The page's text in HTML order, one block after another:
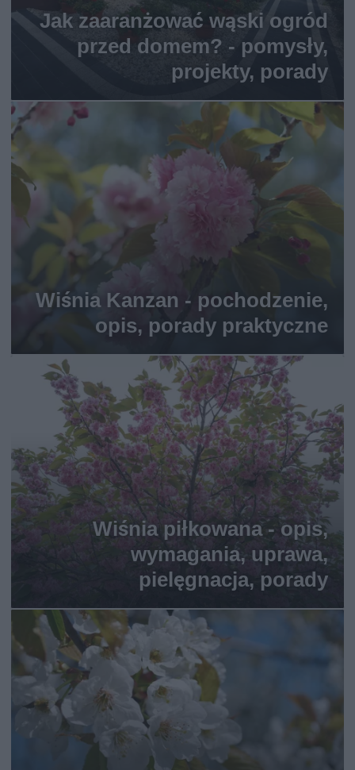
Jak zaaranżować wąski ogród
przed domem? - pomysły,
projekty, porady
Wiśnia Kanzan - pochodzenie,
opis, porady praktyczne
Wiśnia piłkowana - opis,
wymagania, uprawa,
pielęgnacja, porady